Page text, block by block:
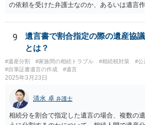
の依頼を受けた弁護士なのか、あるいは遺言
と思われます。 仮に、その弁護士が母親本人
であれば、母親本人に対する報告義務が問題
に一任する旨を明確に伝えており、委任状の
絡、進捗確認、公正証書遺言の作成有無や控
るのであれば、貴方から進捗状況等の説明を
他方で、その弁護士が兄の依頼を受けた弁護
況を報告する義務があるとは限りません。ま
ある可能性がある場合、守秘義務や本人意思
があるとしても直ちに内容を開示しないこと
9
遺言書で割合指定の際の遺産協
とは？
#遺産分割 #家族間の相続トラブル #相続税対策
#公
#自筆証書遺言の作成
#遺言
2025年3月23日
清水 卓 弁護士
相続分を割合で指定した遺言の場合、複数の